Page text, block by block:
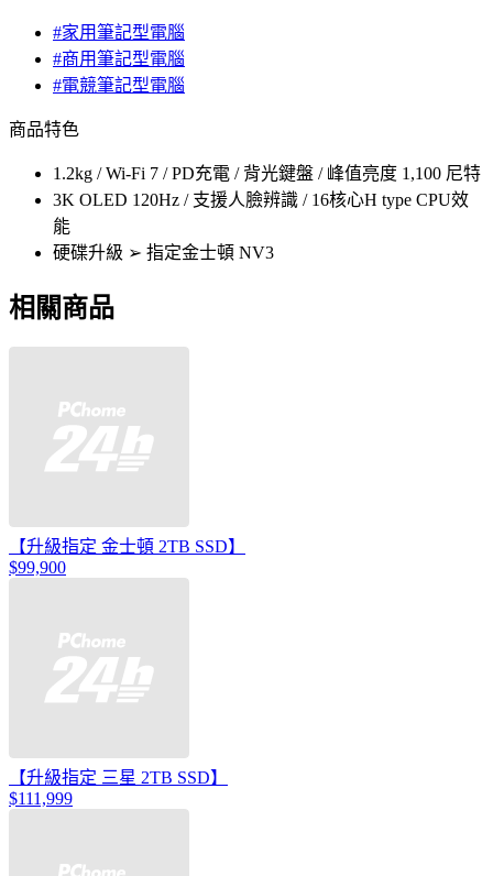
#家用筆記型電腦
#商用筆記型電腦
#電競筆記型電腦
商品特色
1.2kg / Wi-Fi 7 / PD充電 / 背光鍵盤 / 峰值亮度 1,100 尼特
3K OLED 120Hz / 支援人臉辨識 / 16核心H type CPU效
能
硬碟升級 ➢ 指定金士頓 NV3
相關商品
【升級指定 金士頓 2TB SSD】
$99,900
【升級指定 三星 2TB SSD】
$111,999